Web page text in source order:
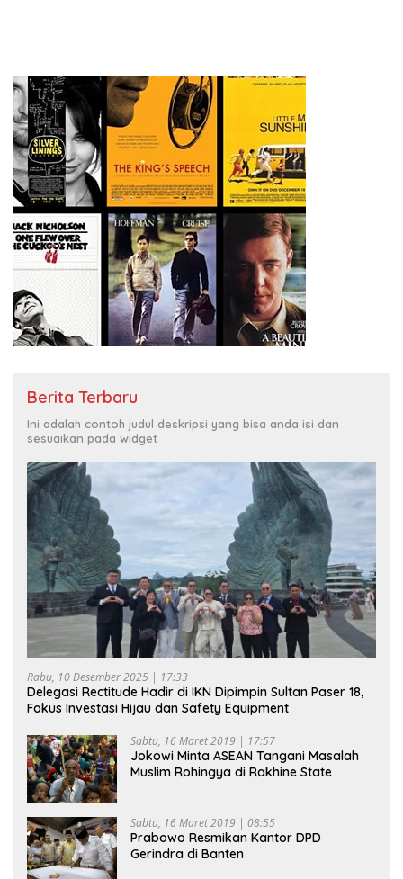
Berita Terbaru
Ini adalah contoh judul deskripsi yang bisa anda isi dan
sesuaikan pada widget
Rabu, 10 Desember 2025 | 17:33
Delegasi Rectitude Hadir di IKN Dipimpin Sultan Paser 18,
Fokus Investasi Hijau dan Safety Equipment
Sabtu, 16 Maret 2019 | 17:57
Jokowi Minta ASEAN Tangani Masalah
Muslim Rohingya di Rakhine State
Sabtu, 16 Maret 2019 | 08:55
Prabowo Resmikan Kantor DPD
Gerindra di Banten